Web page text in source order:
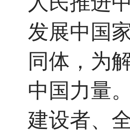
发展中国
同体，为
中国力量
建设者、